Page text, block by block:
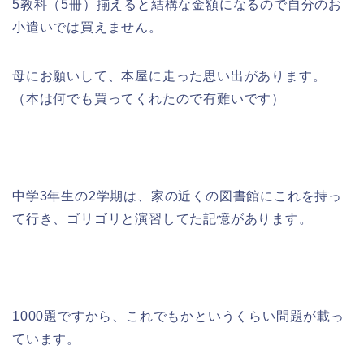
5教科（5冊）揃えると結構な金額になるので自分のお
小遣いでは買えません。
母にお願いして、本屋に走った思い出があります。
（本は何でも買ってくれたので有難いです）
中学3年生の2学期は、家の近くの図書館にこれを持っ
て行き、ゴリゴリと演習してた記憶があります。
1000題ですから、これでもかというくらい問題が載っ
ています。